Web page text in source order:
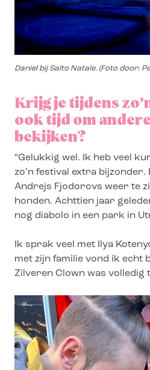
Daniel bij Salto Natale. (Foto door:
Krijg je tijdens
ook tijd om
bekijken?
“Gelukkig wel. Ik heb veel
zo’n festival extra bijzonder.
Andrejs Fjodorovs weer te
honden. Achttien jaar
nog diabolo in een park in
Ik sprak veel met Ilya
met zijn familie vond ik echt
Zilveren Clown was volledig